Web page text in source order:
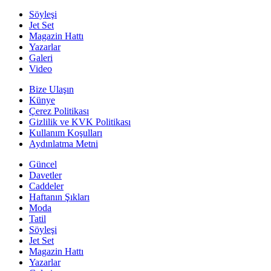
Söyleşi
Jet Set
Magazin Hattı
Yazarlar
Galeri
Video
Bize Ulaşın
Künye
Çerez Politikası
Gizlilik ve KVK Politikası
Kullanım Koşulları
Aydınlatma Metni
Güncel
Davetler
Caddeler
Haftanın Şıkları
Moda
Tatil
Söyleşi
Jet Set
Magazin Hattı
Yazarlar